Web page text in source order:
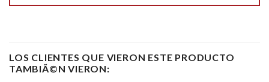
LOS CLIENTES QUE VIERON ESTE PRODUCTO
TAMBIÃ©N VIERON: